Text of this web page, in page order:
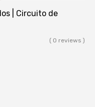
| Circuito de
( 0 reviews )